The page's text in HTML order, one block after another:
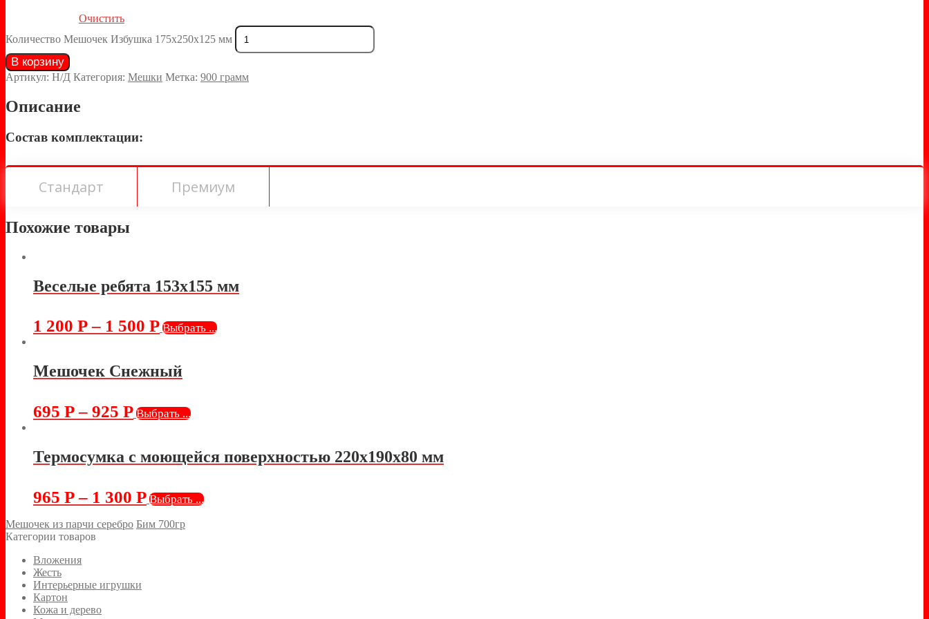
Очистить
Количество Мешочек Избушка 175х250х125 мм
В корзину
Артикул: Н/Д Категория: Мешки Метка: 900 грамм
Описание
Состав комплектации:
Стандарт Премиум
Похожие товары
Веселые ребята 153х155 мм
1 200 Р– 1 500 Р Выбрать ...
Мешочек Снежный
695 Р– 925 Р Выбрать ...
Термосумка с моющейся поверхностью 220х190х80 мм
965 Р– 1 300 Р Выбрать ...
Мешочек из парчи серебро Бим 700гр
Категории товаров
Вложения
Жесть
Интерьерные игрушки
Картон
Кожа и дерево